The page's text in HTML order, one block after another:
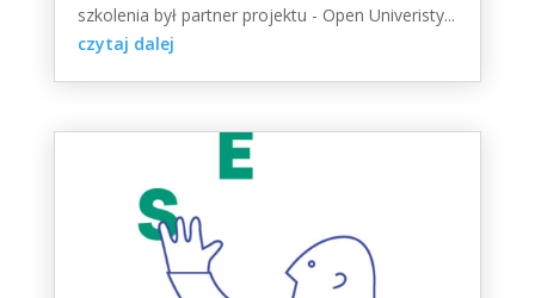
szkolenia był partner projektu - Open Univeristy...
czytaj dalej